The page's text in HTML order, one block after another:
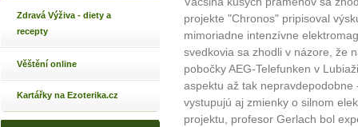
Zdravá Výživa - diety a
recepty
Věštění online
Kartářky na Ezoterika.cz
projekte "Chronos" pripisoval
mimoriadne intenzívne
svedkovia sa zhodli v názore, že
pobočky AEG-Telefunken v
aspektu až tak
vystupujú aj zmienky o silnom
projektu, profesor Gerlach bol